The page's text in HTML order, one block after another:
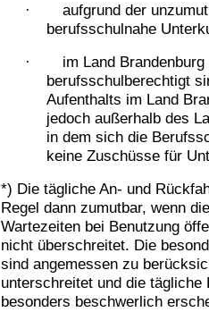
·
aufgrund der
berufsschulnahe
·
im Land
berufsschulberechtigt
Aufenthalts im Land
jedoch außerhalb des
in dem sich die
keine Zuschüsse für
*) Die tägliche An- und
Regel dann zumutbar, wenn
Wartezeiten bei Benutzung
nicht überschreitet. Die
sind angemessen zu
unterschreitet und die tägliche
besonders beschwerlich